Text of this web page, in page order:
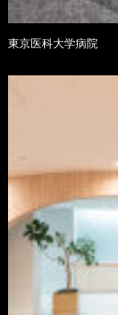
東京医科大学病院